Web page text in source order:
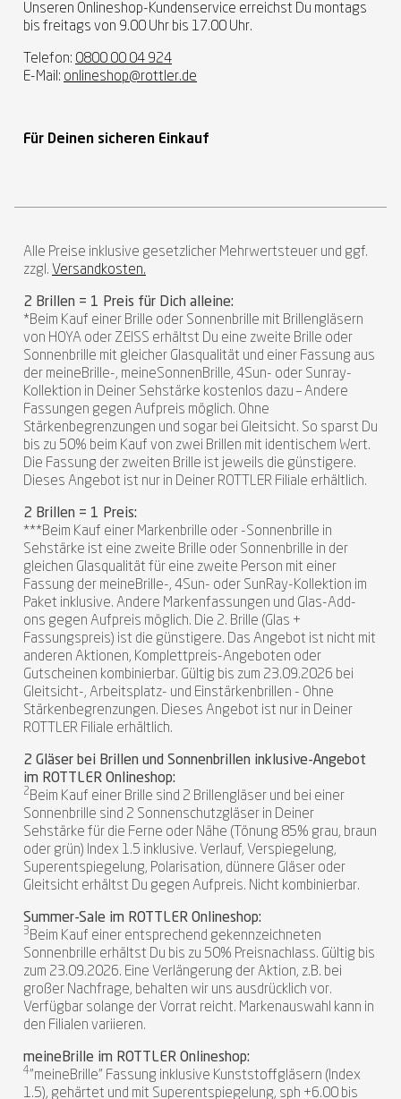
Unseren Onlineshop-Kundenservice erreichst Du montags
bis freitags von 9.00 Uhr bis 17.00 Uhr.
Telefon: 0800 00 04 924
E-Mail: onlineshop@rottler.de
Für Deinen sicheren Einkauf
Alle Preise inklusive gesetzlicher Mehrwertsteuer und ggf.
zzgl. Versandkosten.
2 Brillen = 1 Preis für Dich alleine:
*Beim Kauf einer Brille oder Sonnenbrille mit Brillengläsern
von HOYA oder ZEISS erhältst Du eine zweite Brille oder
Sonnenbrille mit gleicher Glasqualität und einer Fassung aus
der meineBrille-, meineSonnenBrille, 4Sun- oder Sunray-
Kollektion in Deiner Sehstärke kostenlos dazu – Andere
Fassungen gegen Aufpreis möglich. Ohne
Stärkenbegrenzungen und sogar bei Gleitsicht. So sparst Du
bis zu 50% beim Kauf von zwei Brillen mit identischem Wert.
Die Fassung der zweiten Brille ist jeweils die günstigere.
Dieses Angebot ist nur in Deiner ROTTLER Filiale erhältlich.
2 Brillen = 1 Preis:
***Beim Kauf einer Markenbrille oder -Sonnenbrille in
Sehstärke ist eine zweite Brille oder Sonnenbrille in der
gleichen Glasqualität für eine zweite Person mit einer
Fassung der meineBrille-, 4Sun- oder SunRay-Kollektion im
Paket inklusive. Andere Markenfassungen und Glas-Add-
ons gegen Aufpreis möglich. Die 2. Brille (Glas +
Fassungspreis) ist die günstigere. Das Angebot ist nicht mit
anderen Aktionen, Komplettpreis-Angeboten oder
Gutscheinen kombinierbar. Gültig bis zum 23.09.2026 bei
Gleitsicht-, Arbeitsplatz- und Einstärkenbrillen - Ohne
Stärkenbegrenzungen. Dieses Angebot ist nur in Deiner
ROTTLER Filiale erhältlich.
2 Gläser bei Brillen und Sonnenbrillen inklusive-Angebot
im ROTTLER Onlineshop:
2 Beim Kauf einer Brille sind 2 Brillengläser und bei einer
Sonnenbrille sind 2 Sonnenschutzgläser in Deiner
Sehstärke für die Ferne oder Nähe (Tönung 85% grau, braun
oder grün) Index 1.5 inklusive. Verlauf, Verspiegelung,
Superentspiegelung, Polarisation, dünnere Gläser oder
Gleitsicht erhältst Du gegen Aufpreis. Nicht kombinierbar.
Summer-Sale im ROTTLER Onlineshop:
3 Beim Kauf einer entsprechend gekennzeichneten
Sonnenbrille erhältst Du bis zu 50% Preisnachlass. Gültig bis
zum 23.09.2026. Eine Verlängerung der Aktion, z.B. bei
großer Nachfrage, behalten wir uns ausdrücklich vor.
Verfügbar solange der Vorrat reicht. Markenauswahl kann in
den Filialen variieren.
meineBrille im ROTTLER Onlineshop:
4"meineBrille" Fassung inklusive Kunststoffgläsern (Index
1.5), gehärtet und mit Superentspiegelung, sph +6.00 bis